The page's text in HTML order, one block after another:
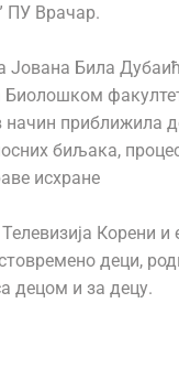
ПУ Врачар.
Јована Била
Биолошком
начин приближила
биљака,
исхране
Корени и
деци,
децом и за децу.